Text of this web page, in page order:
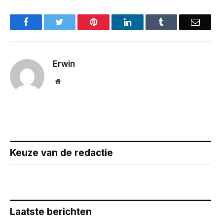
Facebook Pinterest LinkedIn Email
Erwin
Website
Keuze van de redactie
Laatste berichten